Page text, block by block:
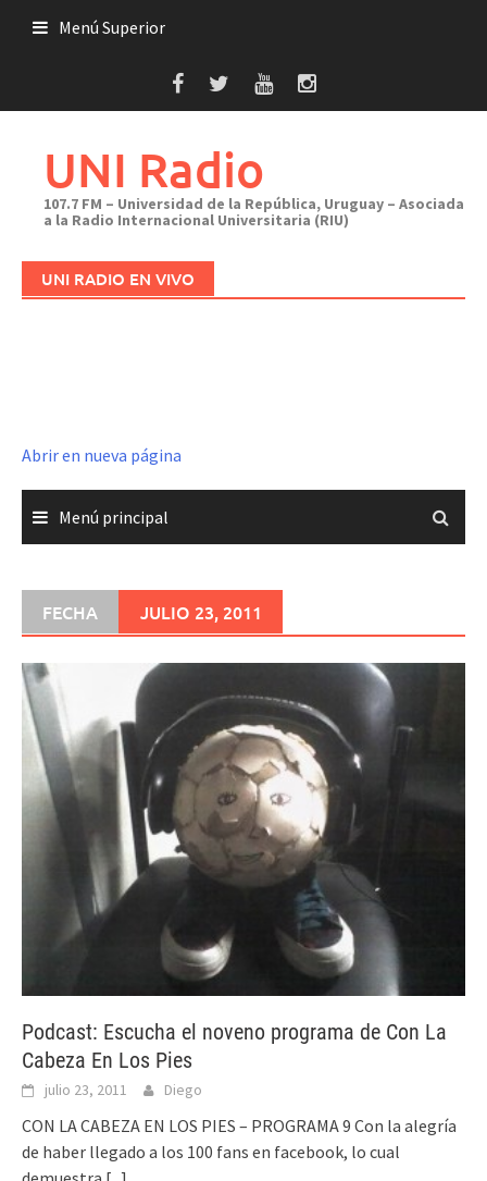
Menú Superior
UNI Radio
107.7 FM – Universidad de la República, Uruguay – Asociada
a la Radio Internacional Universitaria (RIU)
UNI RADIO EN VIVO
Abrir en nueva página
Menú principal
FECHA JULIO 23, 2011
Podcast: Escucha el noveno programa de Con La
Cabeza En Los Pies
julio 23, 2011 Diego
CON LA CABEZA EN LOS PIES – PROGRAMA 9 Con la alegría
de haber llegado a los 100 fans en facebook, lo cual